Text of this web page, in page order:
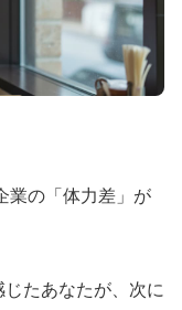
無料
。男性女性カ
活を実現。
業の「体力差」が
たあなたが、次に